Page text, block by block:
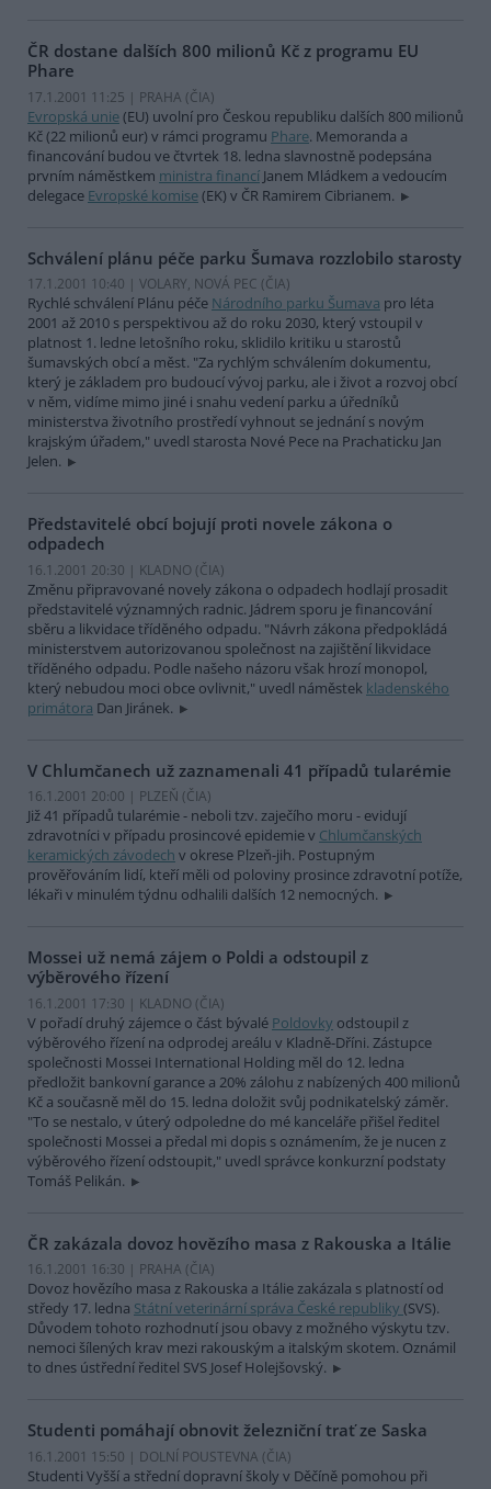
ČR dostane dalších 800 milionů Kč z programu EU
Phare
17.1.2001 11:25 | PRAHA (ČIA)
Evropská unie(EU) uvolní pro Českou republiku dalších 800 milionů
Kč (22 milionů eur) v rámci programu Phare. Memoranda a
financování budou ve čtvrtek 18. ledna slavnostně podepsána
prvním náměstkem ministra financí Janem Mládkem a vedoucím
delegace Evropské komise(EK) v ČR Ramirem Cibrianem.
Schválení plánu péče parku Šumava rozzlobilo starosty
17.1.2001 10:40 | VOLARY, NOVÁ PEC (ČIA)
Rychlé schválení Plánu péče Národního parku Šumava pro léta
2001 až 2010 s perspektivou až do roku 2030, který vstoupil v
platnost 1. ledne letošního roku, sklidilo kritiku u starostů
šumavských obcí a měst. "Za rychlým schválením dokumentu,
který je základem pro budoucí vývoj parku, ale i život a rozvoj obcí
v něm, vidíme mimo jiné i snahu vedení parku a úředníků
ministerstva životního prostředí vyhnout se jednání s novým
krajským úřadem," uvedl starosta Nové Pece na Prachaticku Jan
Jelen.
Představitelé obcí bojují proti novele zákona o
odpadech
16.1.2001 20:30 | KLADNO (ČIA)
Změnu připravované novely zákona o odpadech hodlají prosadit
představitelé významných radnic. Jádrem sporu je financování
sběru a likvidace tříděného odpadu. "Návrh zákona předpokládá
ministerstvem autorizovanou společnost na zajištění likvidace
tříděného odpadu. Podle našeho názoru však hrozí monopol,
který nebudou moci obce ovlivnit," uvedl náměstek kladenského
primátora Dan Jiránek.
V Chlumčanech už zaznamenali 41 případů tularémie
16.1.2001 20:00 | PLZEŇ (ČIA)
Již 41 případů tularémie - neboli tzv. zaječího moru - evidují
zdravotníci v případu prosincové epidemie v Chlumčanských
keramických závodech v okrese Plzeň-jih. Postupným
prověřováním lidí, kteří měli od poloviny prosince zdravotní potíže,
lékaři v minulém týdnu odhalili dalších 12 nemocných.
Mossei už nemá zájem o Poldi a odstoupil z
výběrového řízení
16.1.2001 17:30 | KLADNO (ČIA)
V pořadí druhý zájemce o část bývalé Poldovky odstoupil z
výběrového řízení na odprodej areálu v Kladně-Dříni. Zástupce
společnosti Mossei International Holding měl do 12. ledna
předložit bankovní garance a 20% zálohu z nabízených 400 milionů
Kč a současně měl do 15. ledna doložit svůj podnikatelský záměr.
"To se nestalo, v úterý odpoledne do mé kanceláře přišel ředitel
společnosti Mossei a předal mi dopis s oznámením, že je nucen z
výběrového řízení odstoupit," uvedl správce konkurzní podstaty
Tomáš Pelikán.
ČR zakázala dovoz hovězího masa z Rakouska a Itálie
16.1.2001 16:30 | PRAHA (ČIA)
Dovoz hovězího masa z Rakouska a Itálie zakázala s platností od
středy 17. ledna Státní veterinární správa České republiky (SVS).
Důvodem tohoto rozhodnutí jsou obavy z možného výskytu tzv.
nemoci šílených krav mezi rakouským a italským skotem. Oznámil
to dnes ústřední ředitel SVS Josef Holejšovský.
Studenti pomáhají obnovit železniční trať ze Saska
16.1.2001 15:50 | DOLNÍ POUSTEVNA (ČIA)
Studenti Vyšší a střední dopravní školy v Děčíně pomohou při